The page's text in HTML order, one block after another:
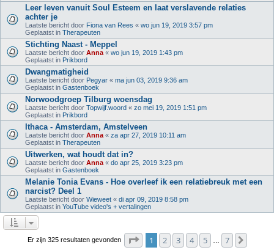
Leer leven vanuit Soul Esteem en laat verslavende relaties
achter je
Laatste bericht door Fiona van Rees « wo jun 19, 2019 3:57 pm
Geplaatst in Therapeuten
Stichting Naast - Meppel
Laatste bericht door Anna « wo jun 19, 2019 1:43 pm
Geplaatst in Prikbord
Dwangmatigheid
Laatste bericht door Pegyar « ma jun 03, 2019 9:36 am
Geplaatst in Gastenboek
Norwoodgroep Tilburg woensdag
Laatste bericht door Topwijf.woord « zo mei 19, 2019 1:51 pm
Geplaatst in Prikbord
Ithaca - Amsterdam, Amstelveen
Laatste bericht door Anna « za apr 27, 2019 10:11 am
Geplaatst in Therapeuten
Uitwerken, wat houdt dat in?
Laatste bericht door Anna « do apr 25, 2019 3:23 pm
Geplaatst in Gastenboek
Melanie Tonia Evans - Hoe overleef ik een relatiebreuk met een
narcist? Deel 1
Laatste bericht door Wieweet « di apr 09, 2019 8:58 pm
Geplaatst in YouTube video's + vertalingen
Er zijn 325 resultaten gevonden Pagina1 van 7
1 2 3 4 5 7